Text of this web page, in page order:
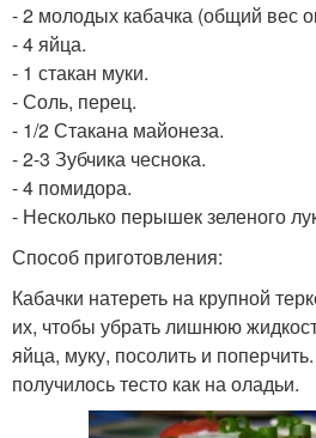
- 2 молодых кабачка (общий вес
- 4 яйца.
- 1 стакан муки.
- Соль, перец.
- 1/2 Стакана майонеза.
- 2-3 Зубчика чеснока.
- 4 помидора.
- Несколько перышек зеленого
Способ приготовления:
Кабачки натереть на крупной
их, чтобы убрать лишнюю
яйца, муку, посолить и
получилось тесто как на оладьи.